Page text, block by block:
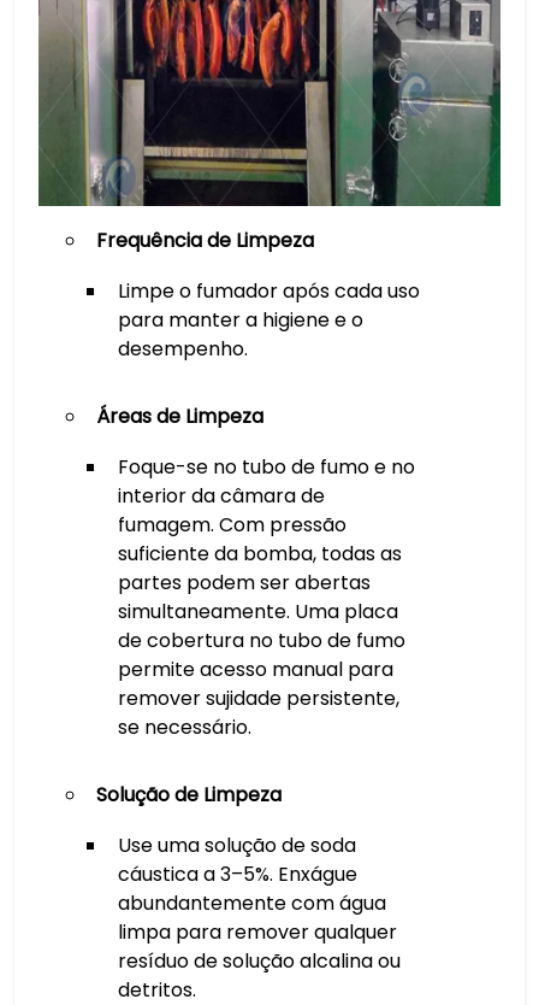
Frequência de Limpeza
Limpe o fumador após cada uso
para manter a higiene e o
desempenho.
Áreas de Limpeza
Foque-se no tubo de fumo e no
interior da câmara de
fumagem. Com pressão
suficiente da bomba, todas as
partes podem ser abertas
simultaneamente. Uma placa
de cobertura no tubo de fumo
permite acesso manual para
remover sujidade persistente,
se necessário.
Solução de Limpeza
Use uma solução de soda
cáustica a 3–5%. Enxágue
abundantemente com água
limpa para remover qualquer
resíduo de solução alcalina ou
detritos.